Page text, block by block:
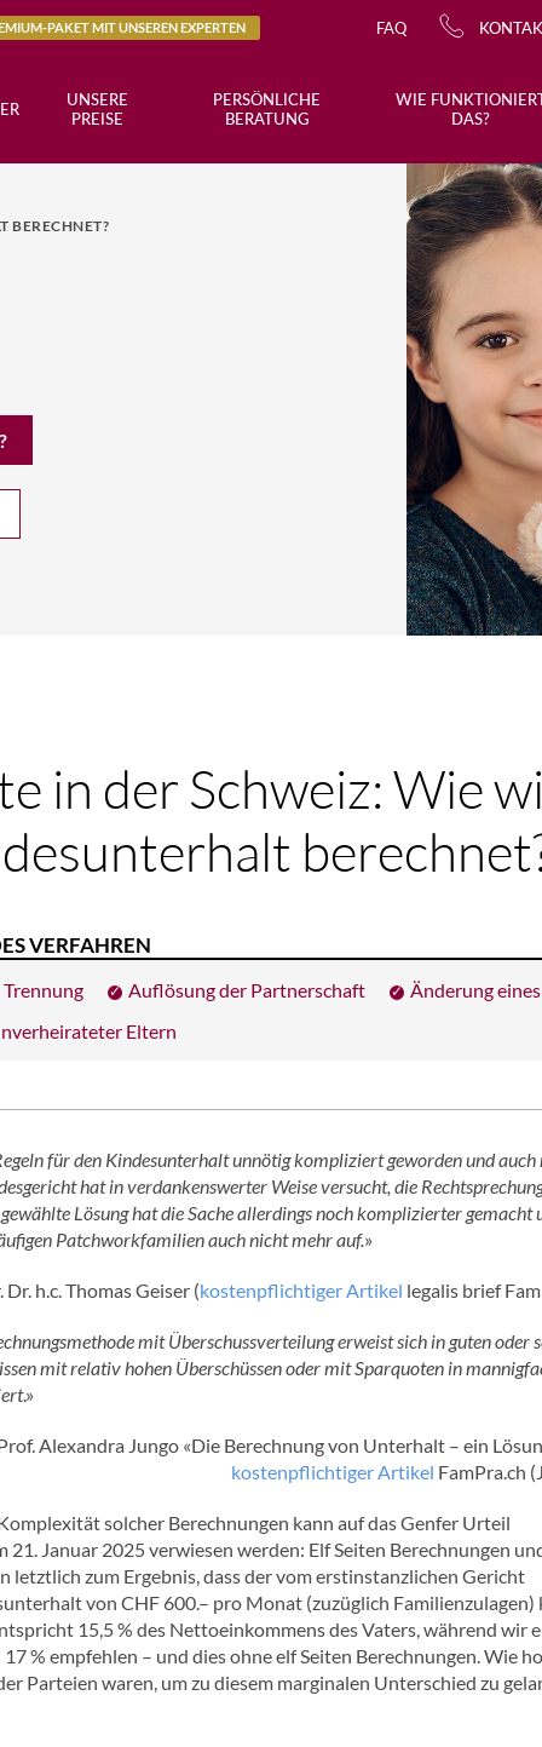
PAKET MIT UNSEREN EXPERTEN FAQ
UNSERE
PREISE
PERSÖNLICHE
BERATUNG
WIE
DAS?
BERECHNET?
in der Schweiz: Wie
VERFAHREN
Trennung Auflösung der Partnerschaft
Änderung
Eltern
für den Kindesunterhalt unnötig kompliziert geworden und
hat in verdankenswerter Weise versucht, die
Lösung hat die Sache allerdings noch komplizierter gemacht
Patchworkfamilien auch nicht mehr auf.»
Dr. h.c. Thomas Geiser (kostenpflichtiger Artikel legalis brief
mit Überschussverteilung erweist sich in guten oder
mit relativ hohen Überschüssen oder mit Sparquoten in
.»
Alexandra Jungo «Die Berechnung von Unterhalt – ein
kostenpflichtiger Artikel FamPra.ch
solcher Berechnungen kann auf das Genfer Urteil
21. Januar 2025 verwiesen werden: Elf Seiten Berechnungen
letztlich zum Ergebnis, dass der vom erstinstanzlichen Gericht
von CHF 600.– pro Monat (zuzüglich
15,5 % des Nettoeinkommens des Vaters, während wir
% empfehlen – und dies ohne elf Seiten Berechnungen. Wie
Parteien waren, um zu diesem marginalen Unterschied zu